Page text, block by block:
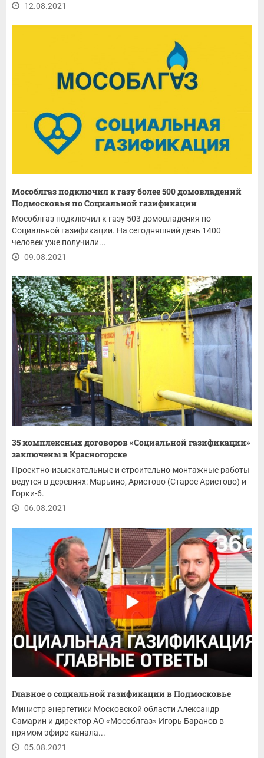
12.08.2021
Мособлгаз подключил к газу более 500 домовладений
Подмосковья по Социальной газификации
Мособлгаз подключил к газу 503 домовладения по
Социальной газификации. На сегодняшний день 1400
человек уже получили...
09.08.2021
35 комплексных договоров «Социальной газификации»
заключены в Красногорске
Проектно-изыскательные и строительно-монтажные работы
ведутся в деревнях: Марьино, Аристово (Старое Аристово) и
Горки-6.
06.08.2021
Главное о социальной газификации в Подмосковье
Министр энергетики Московской области Александр
Самарин и директор АО «Мособлгаз» Игорь Баранов в
прямом эфире канала...
05.08.2021